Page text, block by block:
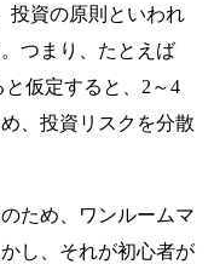
投資の原則といわれ
つまり、たとえば
仮定すると、2～4
、投資リスクを分散
ため、ワンルームマ
し、それが初心者が